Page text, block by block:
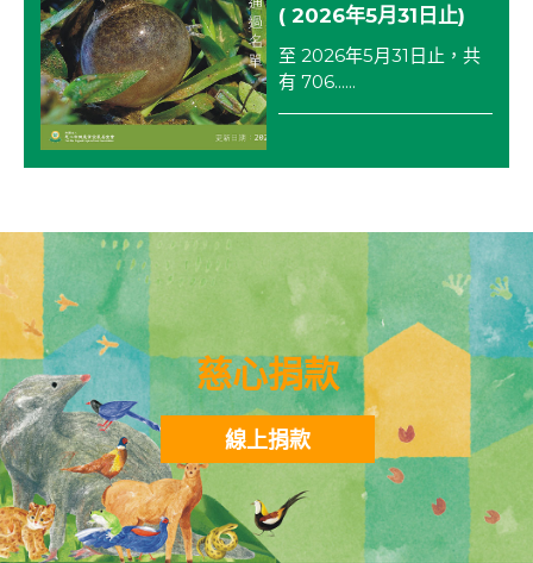
( 2026年5月31日止)
至 2026年5月31日止，共
有 706......
慈心捐款
線上捐款